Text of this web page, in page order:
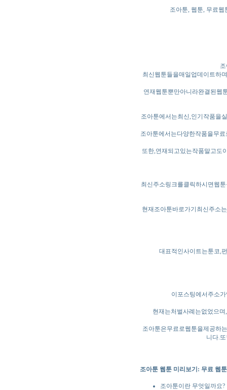
조아툰, 웹툰, 무료
최신웹툰들을매일업데이트하
연재웹툰뿐만아니라완결된웹
조아툰에서는최신,인기작품을
조아툰에서는다양한작품을무
또한,연재되고있는작품말고도
최신주소링크를클릭하시면웹
현재조아툰바로가기최신주소
대표적인사이트는툰코,
이포스팅에서주소
현재는처벌사례는없었으
조아툰은무료로웹툰을제공하
니다.
조아툰 웹툰 미리보기: 무료 웹
조아툰이란 무엇일까요?